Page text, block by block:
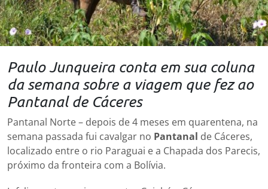
Paulo Junqueira conta em sua coluna
da semana sobre a viagem que fez ao
Pantanal de Cáceres
Pantanal Norte – depois de 4 meses em quarentena, na
semana passada fui cavalgar no Pantanal de Cáceres,
localizado entre o rio Paraguai e a Chapada dos Parecis,
próximo da fronteira com a Bolívia.